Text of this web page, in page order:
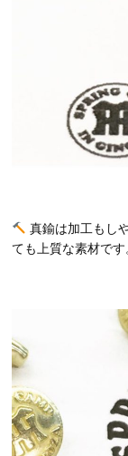
真鍮は加工もし
ても上質な素材です